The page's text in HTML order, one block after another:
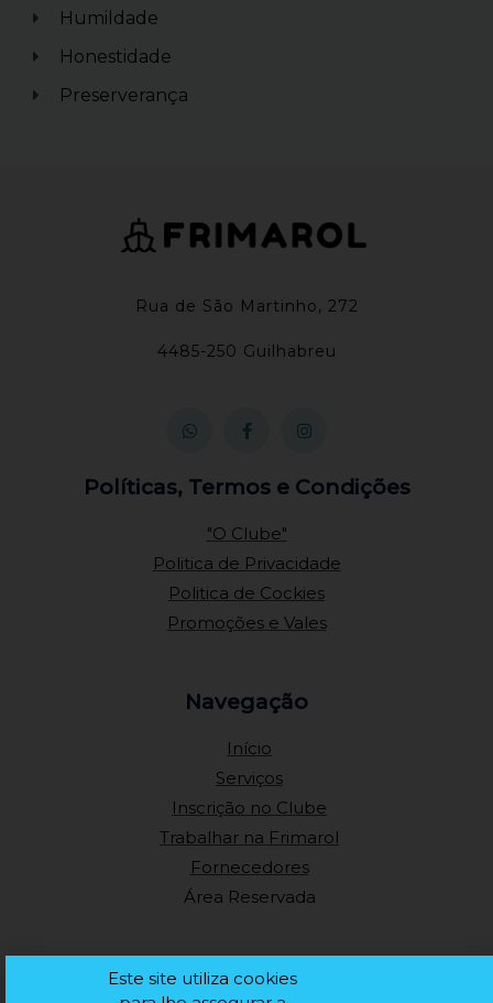
Humildade
Honestidade
Preserverança
Rua de São Martinho, 272
4485-250 Guilhabreu
a
t
a
p
c
e
o
-
f
s
t
g
r
Políticas, Termos e Condições
"O Clube"
Politica de Privacidade
Politica de Cockies
Promoções e Vales
Navegação
Início
Serviços
Inscrição no Clube
Trabalhar na Frimarol
Fornecedores
Área Reservada
Conhece-nos
Este site utiliza cookies